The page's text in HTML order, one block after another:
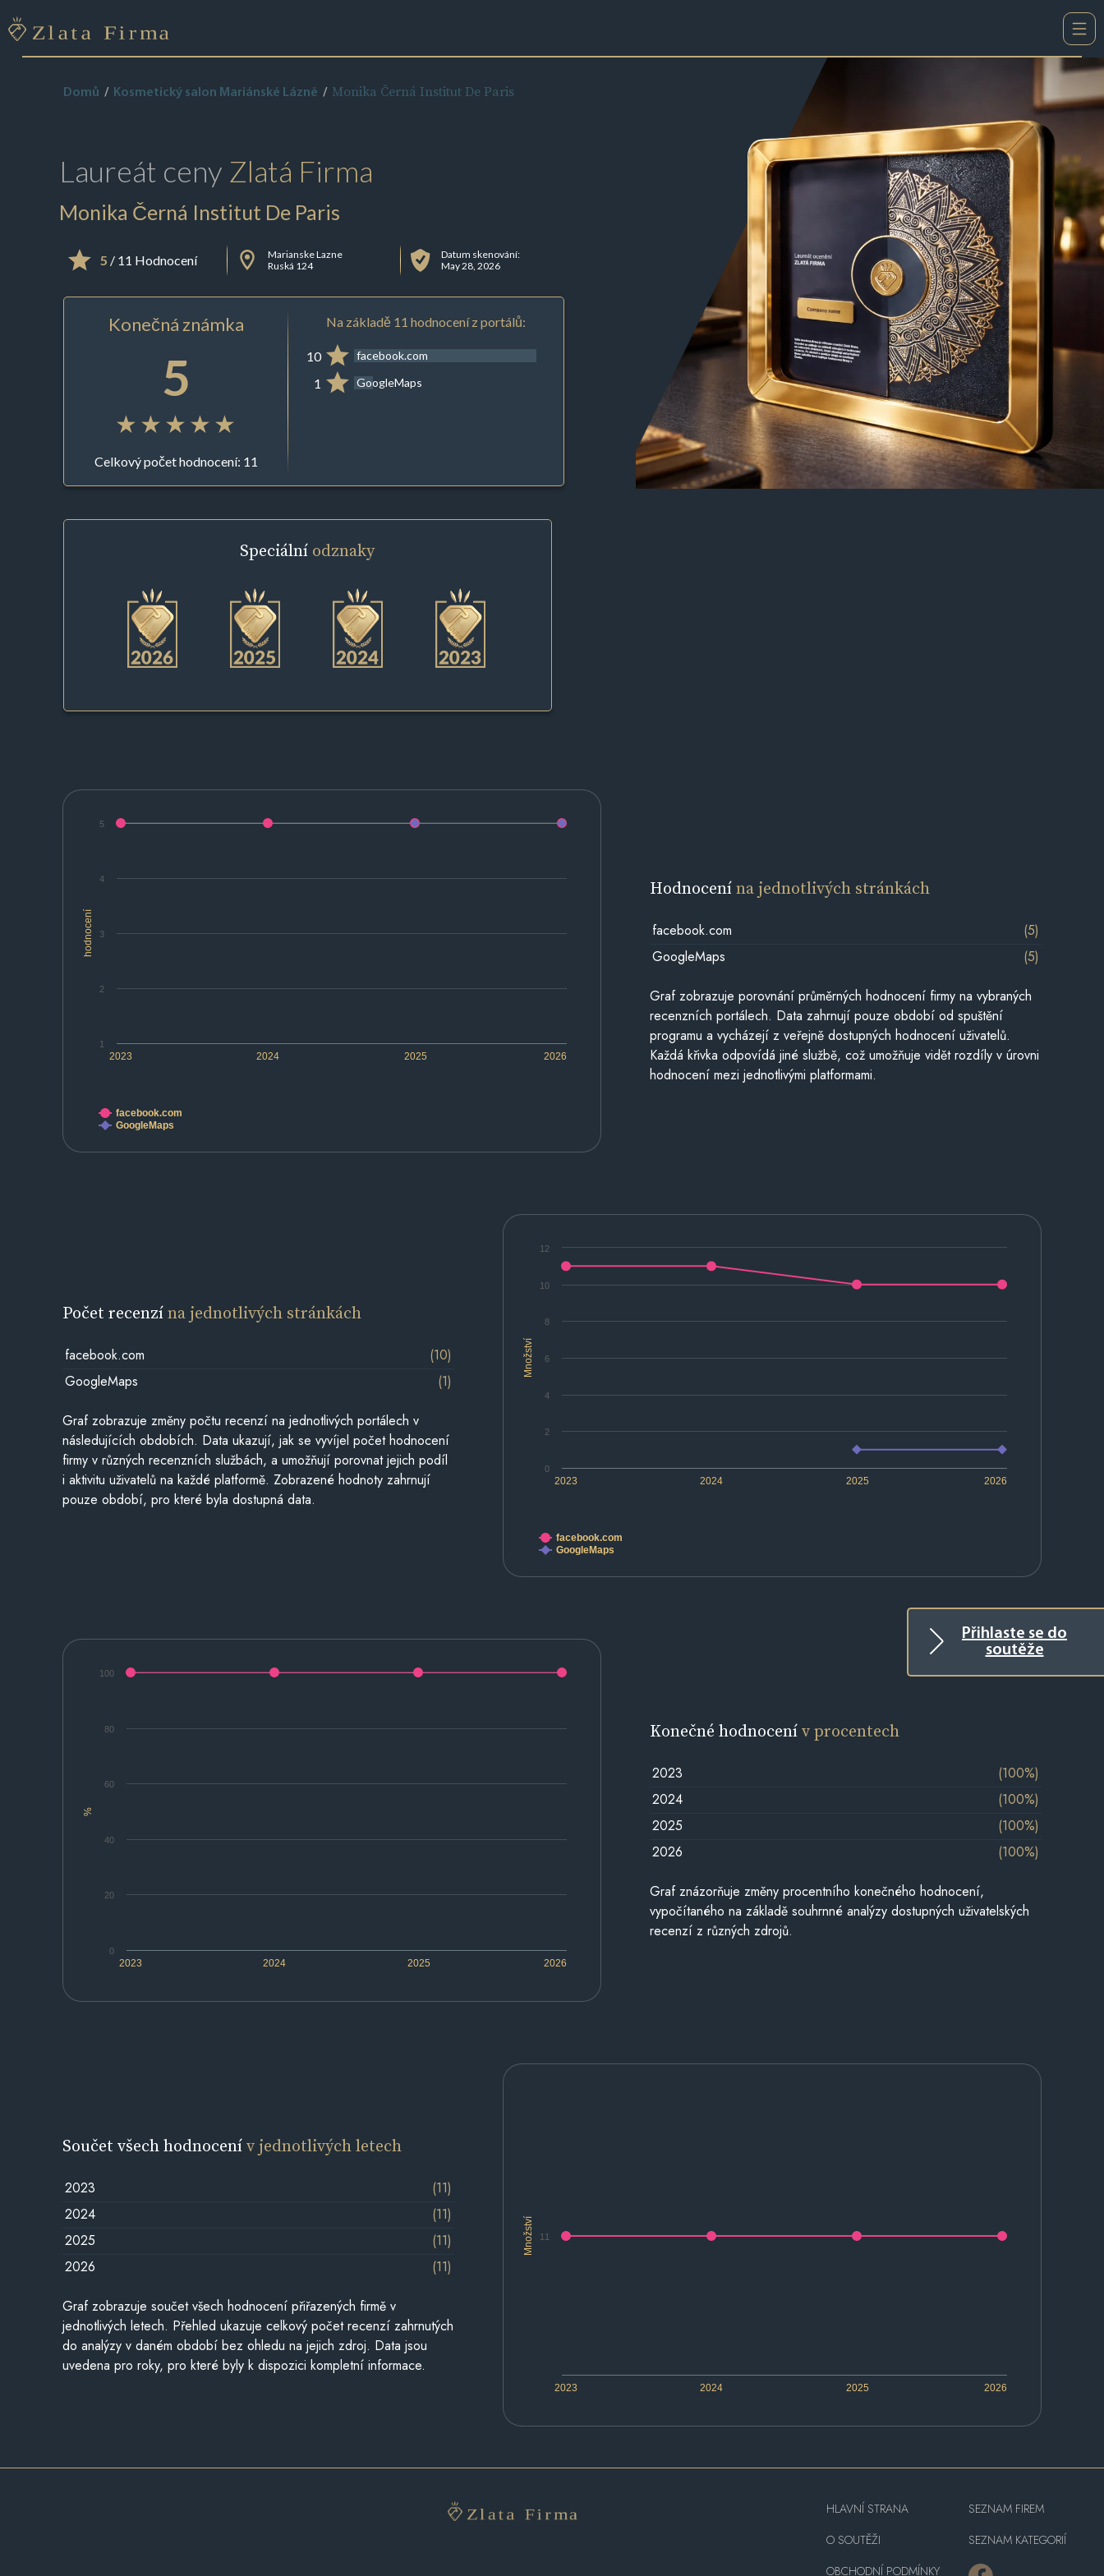
Přihlaste se do
soutěže
Domů Kosmetický salon Mariánské Lázně Monika Černá Institut De Paris
Laureát ceny Zlatá Firma
Monika Černá Institut De Paris
5 / 11 Hodnocení
Marianske Lazne
Ruská 124
Datum skenování:
May 28, 2026
Konečná známka
5
Celkový počet hodnocení: 11
Na základě 11 hodnocení z portálů:
10 facebook.com
1 GoogleMaps
Speciální odznaky
hodnocení
2023 2024 2025 2026
1
2
3
4
5
facebook.com
GoogleMaps
Hodnocenína jednotlivých stránkách
facebook.com
(5)
GoogleMaps
(5)
Graf zobrazuje porovnání průměrných hodnocení firmy na vybraných
recenzních portálech. Data zahrnují pouze období od spuštění
programu a vycházejí z veřejně dostupných hodnocení uživatelů.
Každá křivka odpovídá jiné službě, což umožňuje vidět rozdíly v úrovni
hodnocení mezi jednotlivými platformami.
Množství
2023 2024 2025 2026
0
2
4
6
8
10
12
facebook.com
GoogleMaps
Počet recenzína jednotlivých stránkách
facebook.com
(10)
GoogleMaps
(1)
Graf zobrazuje změny počtu recenzí na jednotlivých portálech v
následujících obdobích. Data ukazují, jak se vyvíjel počet hodnocení
firmy v různých recenzních službách, a umožňují porovnat jejich podíl
i aktivitu uživatelů na každé platformě. Zobrazené hodnoty zahrnují
pouze období, pro které byla dostupná data.
%
2023 2024 2025 2026
0
20
40
60
80
100
Konečné hodnocenív procentech
2023
(100%)
2024
(100%)
2025
(100%)
2026
(100%)
Graf znázorňuje změny procentního konečného hodnocení,
vypočítaného na základě souhrnné analýzy dostupných uživatelských
recenzí z různých zdrojů.
Množství
2023 2024 2025 2026
11
Součet všech hodnocenív jednotlivých letech
2023
(11)
2024
(11)
2025
(11)
2026
(11)
Graf zobrazuje součet všech hodnocení přiřazených firmě v
jednotlivých letech. Přehled ukazuje celkový počet recenzí zahrnutých
do analýzy v daném období bez ohledu na jejich zdroj. Data jsou
uvedena pro roky, pro které byly k dispozici kompletní informace.
HLAVNÍ STRANA
O SOUTĚŽI
OBCHODNÍ PODMÍNKY
SEZNAM FIREM
SEZNAM KATEGORIÍ